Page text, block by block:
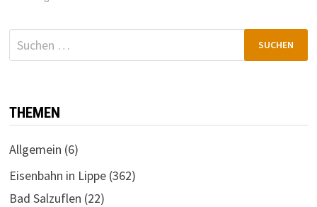
Suchen
nach:
THEMEN
Allgemein (6)
Eisenbahn in Lippe(362)
Bad Salzuflen (22)